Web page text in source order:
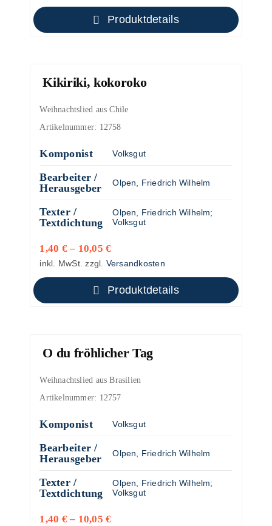
Produktdetails
Kikiriki, kokoroko
Weihnachtslied aus Chile
Artikelnummer: 12758
Komponist Volksgut
Bearbeiter /
Herausgeber
Olpen, Friedrich Wilhelm
Texter /
Textdichtung
Olpen, Friedrich Wilhelm;
Volksgut
1,40 €– 10,05€
inkl. MwSt. zzgl. Versandkosten
Produktdetails
O du fröhlicher Tag
Weihnachtslied aus Brasilien
Artikelnummer: 12757
Komponist Volksgut
Bearbeiter /
Herausgeber
Olpen, Friedrich Wilhelm
Texter /
Textdichtung
Olpen, Friedrich Wilhelm;
Volksgut
1,40 €– 10,05€